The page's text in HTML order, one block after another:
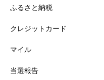
ふるさと納税
クレジットカード
マイル
当選報告